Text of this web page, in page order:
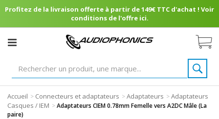
Profitez de la livraison offerte à partir de 149€ TTC d'achat ! Voir
conditions de l'offre ici.
Accueil > Connecteurs et adaptateurs >Adaptateurs >Adaptateurs
Casques / IEM >Adaptateurs CIEM 0.78mm Femelle vers A2DC Mâle (La
paire)